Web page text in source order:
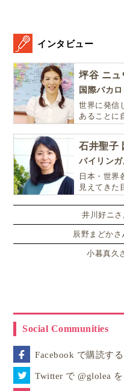
インタビュー
坪谷 ニュ
国際バカ
世界に発信
あることに
石井聖子
日本・世界
見えてきた
井川好ニさ
辰野まどかさ
小暮真久
Social Communities
Facebook で購読する
Twitter で @glolea